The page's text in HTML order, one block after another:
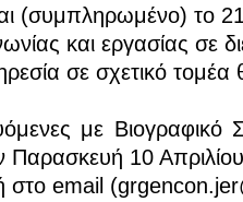
(συμπληρωμένο) το
και εργασίας σε
σε σχετικό τομέα
με
Παρασκευή 10
στο email